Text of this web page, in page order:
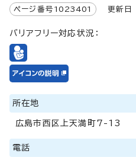
ページ番号 1023401 更新日
バリアフリー対応状況：
所在地
広島市西区上天満町7-13
電話